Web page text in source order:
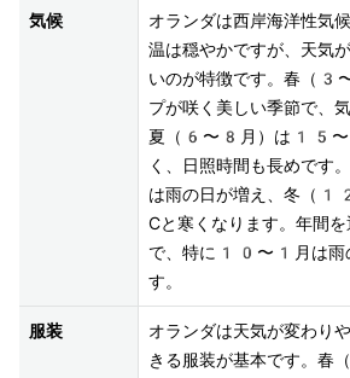
気候
オランダは西岸海洋性気
温は穏やかですが、天気
いのが特徴です。春（3
プが咲く美しい季節で
夏（6〜8月）は15〜
く、日照時間も長めで
は雨の日が増え、冬
Cと寒くなります。年間
で、特に10〜1月は雨
す。
服装
オランダは天気が変わり
きる服装が基本です。